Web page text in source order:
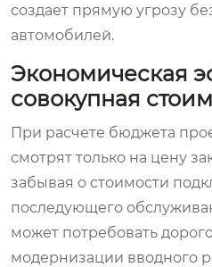
создает прямую угрозу
автомобилей.
Экономическая
совокупная
При расчете бюджета
смотрят только на цену
забывая о стоимости
последующего
может потребовать
модернизации вводного